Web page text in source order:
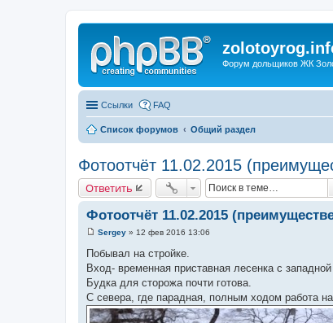
Форум дольщиков ЖК
Ссылки FAQ
Список форумов Общий раздел
Фотоотчёт 11.02.2015
Ответить
Фотоотчёт 11.02.2015
о
б
е
н
и
е
Sergey » 12 фев 2016 13:06
Побывал на стройке.
Вход- временная приставная лесенка с западной
Будка для сторожа почти готова.
С севера, где парадная, полным ходом работа на